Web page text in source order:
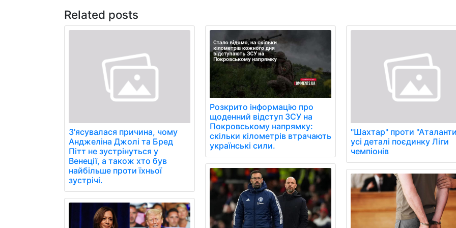
Related posts
З'ясувалася причина, чому
Анджеліна Джолі та Бред
Пітт не зустрінуться у
Венеції, а також хто був
найбільше проти їхньої
зустрічі.
Розкрито інформацію про
щоденний відступ ЗСУ на
Покровському напрямку:
скільки кілометрів втрачають
українські сили.
"Шахтар" проти
усі деталі поєдинку Ліги
чемпіонів